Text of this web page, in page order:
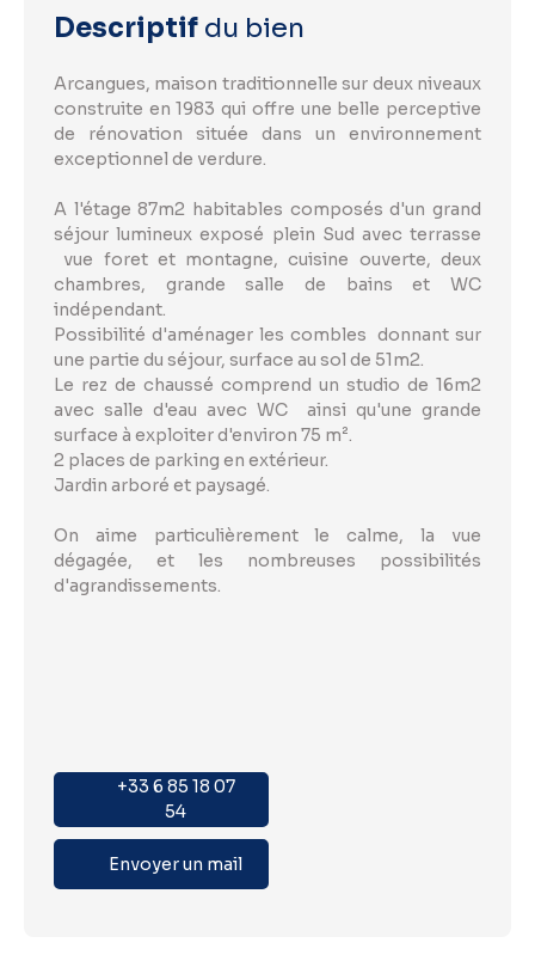
Descriptif du bien
Arcangues, maison traditionnelle sur deux niveaux
construite en 1983 qui offre une belle perceptive
de rénovation située dans un environnement
exceptionnel de verdure.
A l'étage 87m2 habitables composés d'un grand
séjour lumineux exposé plein Sud avec terrasse
vue foret et montagne, cuisine ouverte, deux
chambres, grande salle de bains et WC
indépendant.
Possibilité d'aménager les combles donnant sur
une partie du séjour, surface au sol de 51m2.
Le rez de chaussé comprend un studio de 16m2
avec salle d'eau avec WC ainsi qu'une grande
surface à exploiter d'environ 75 m².
2 places de parking en extérieur.
Jardin arboré et paysagé.
On aime particulièrement le calme, la vue
dégagée, et les nombreuses possibilités
d'agrandissements.
+33 6 85 18 07
54
Envoyer un mail